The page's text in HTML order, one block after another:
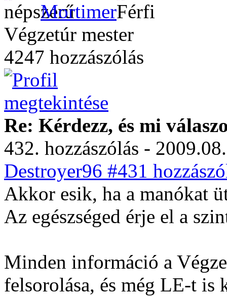
Mortimer
Végzetúr mester
4247 hozzászólás
Re: Kérdezz, és mi
432. hozzászólás -
Destroyer96 #431
Akkor esik, ha a manókat
Az egészséged érje el a
Minden információ a
felsorolása, és még LE-t is